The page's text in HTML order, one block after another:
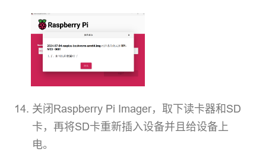
关闭Raspberry Pi Imager，取下读卡器和SD
卡，再将SD卡重新插入设备并且给设备上
电。